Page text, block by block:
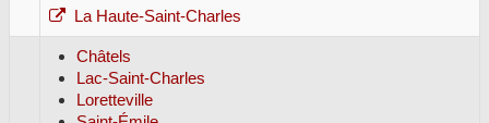
La Haute-Saint-Charles
Châtels
Lac-Saint-Charles
Loretteville